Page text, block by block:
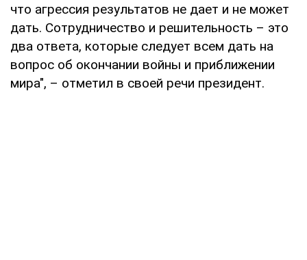
что агрессия результатов не дает и не может
дать. Сотрудничество и решительность – это
два ответа, которые следует всем дать на
вопрос об окончании войны и приближении
мира", – отметил в своей речи президент.